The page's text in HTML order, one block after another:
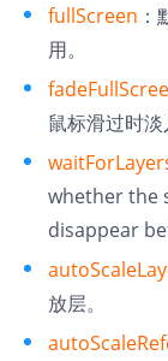
fullScreen ：
用。
鼠标滑过时淡
whether the
disappear
放层。